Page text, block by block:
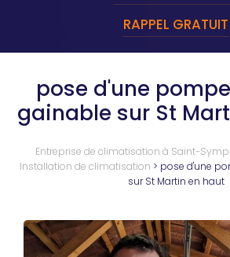
RAPPEL GRATUIT
pose d'une
gainable sur St
Entreprise de climatisation à Saint-
Installation de climatisation > pose d'une
sur St Martin en haut